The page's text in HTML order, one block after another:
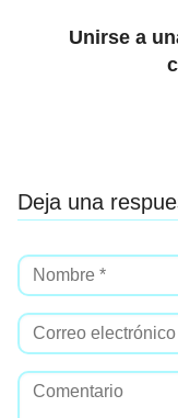
Unirse a
Deja una